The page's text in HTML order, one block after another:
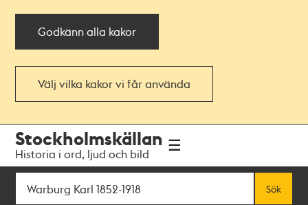
Godkänn alla kakor
Välj vilka kakor vi får använda
navigationen
huvudinnehållet
Stockholmskällan
Historia i ord, ljud och bild
Sök
Sök